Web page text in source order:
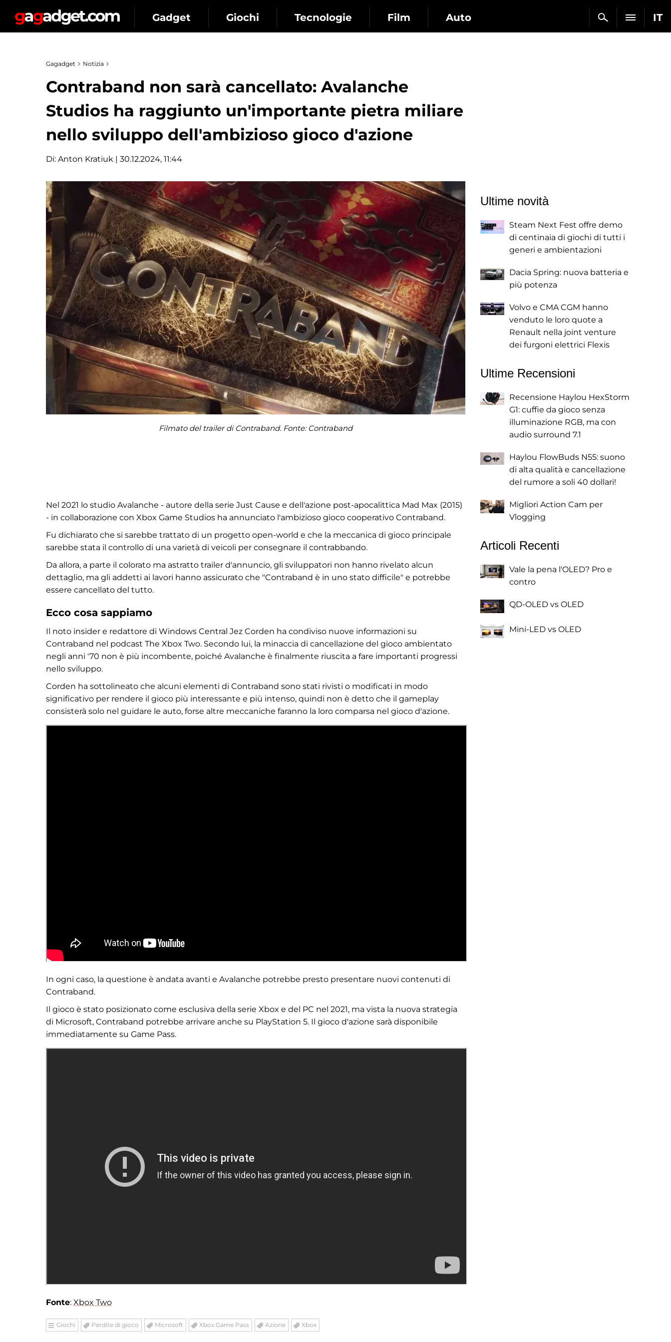
IT
Gadget Giochi Tecnologie Film Auto
Gagadget Notizia
Contraband non sarà cancellato: Avalanche
Studios ha raggiunto un'importante pietra miliare
nello sviluppo dell'ambizioso gioco d'azione
Di: Anton Kratiuk | 30.12.2024, 11:44
Filmato del trailer di Contraband. Fonte: Contraband
Nel 2021 lo studio Avalanche - autore della serie Just Cause e dell'azione post-apocalittica Mad Max (2015)
- in collaborazione con Xbox Game Studios ha annunciato l'ambizioso gioco cooperativo Contraband.
Fu dichiarato che si sarebbe trattato di un progetto open-world e che la meccanica di gioco principale
sarebbe stata il controllo di una varietà di veicoli per consegnare il contrabbando.
Da allora, a parte il colorato ma astratto trailer d'annuncio, gli sviluppatori non hanno rivelato alcun
dettaglio, ma gli addetti ai lavori hanno assicurato che "Contraband è in uno stato difficile" e potrebbe
essere cancellato del tutto.
Ecco cosa sappiamo
Il noto insider e redattore di Windows Central Jez Corden ha condiviso nuove informazioni su
Contraband nel podcast The Xbox Two. Secondo lui, la minaccia di cancellazione del gioco ambientato
negli anni '70 non è più incombente, poiché Avalanche è finalmente riuscita a fare importanti progressi
nello sviluppo.
Corden ha sottolineato che alcuni elementi di Contraband sono stati rivisti o modificati in modo
significativo per rendere il gioco più interessante e più intenso, quindi non è detto che il gameplay
consisterà solo nel guidare le auto, forse altre meccaniche faranno la loro comparsa nel gioco d'azione.
In ogni caso, la questione è andata avanti e Avalanche potrebbe presto presentare nuovi contenuti di
Contraband.
Il gioco è stato posizionato come esclusiva della serie Xbox e del PC nel 2021, ma vista la nuova strategia
di Microsoft, Contraband potrebbe arrivare anche su PlayStation 5. Il gioco d'azione sarà disponibile
immediatamente su Game Pass.
Fonte: Xbox Two
Giochi Perdite di gioco Microsoft Xbox Game Pass Azione Xbox
Ultime novità
Steam Next Fest offre demo
di centinaia di giochi di tutti i
generi e ambientazioni
Dacia Spring: nuova batteria e
più potenza
Volvo e CMA CGM hanno
venduto le loro quote a
Renault nella joint venture
dei furgoni elettrici Flexis
Ultime Recensioni
Recensione Haylou HexStorm
G1: cuffie da gioco senza
illuminazione RGB, ma con
audio surround 7.1
Haylou FlowBuds N55: suono
di alta qualità e cancellazione
del rumore a soli 40 dollari!
Migliori Action Cam per
Vlogging
Articoli Recenti
Vale la pena l'OLED? Pro e
contro
QD-OLED vs OLED
Mini-LED vs OLED